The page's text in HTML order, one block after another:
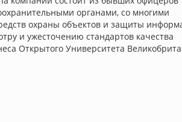
органами, со многими
охраны объектов и защиты
и ужесточению стандартов качества
Открытого Университета